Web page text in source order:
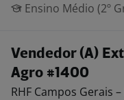
Ensino Médio (2º
Vendedor (A)
Agro #1400
RHF Campos Gerais –